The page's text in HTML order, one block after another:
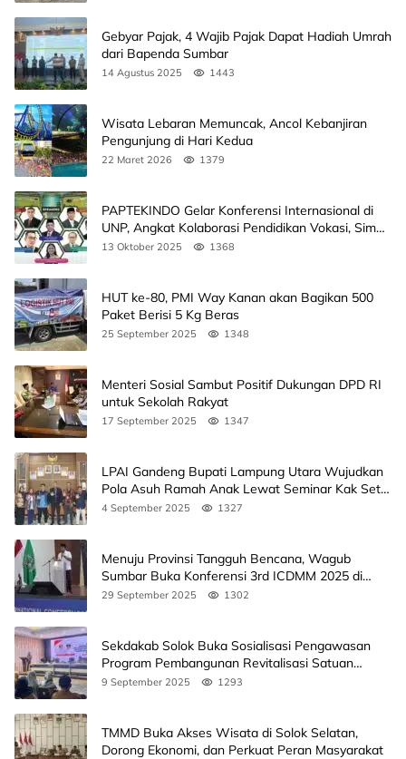
Gebyar Pajak, 4 Wajib Pajak Dapat Hadiah Umrah
dari Bapenda Sumbar
14 Agustus 2025 1443
Wisata Lebaran Memuncak, Ancol Kebanjiran
Pengunjung di Hari Kedua
22 Maret 2026 1379
PAPTEKINDO Gelar Konferensi Internasional di
UNP, Angkat Kolaborasi Pendidikan Vokasi, Simak
Agendanya
13 Oktober 2025 1368
HUT ke-80, PMI Way Kanan akan Bagikan 500
Paket Berisi 5 Kg Beras
25 September 2025 1348
Menteri Sosial Sambut Positif Dukungan DPD RI
untuk Sekolah Rakyat
17 September 2025 1347
LPAI Gandeng Bupati Lampung Utara Wujudkan
Pola Asuh Ramah Anak Lewat Seminar Kak Seto,
Ini Jadwalnya
4 September 2025 1327
Menuju Provinsi Tangguh Bencana, Wagub
Sumbar Buka Konferensi 3rd ICDMM 2025 di
Unand
29 September 2025 1302
Sekdakab Solok Buka Sosialisasi Pengawasan
Program Pembangunan Revitalisasi Satuan
Pendidikan
9 September 2025 1293
TMMD Buka Akses Wisata di Solok Selatan,
Dorong Ekonomi, dan Perkuat Peran Masyarakat